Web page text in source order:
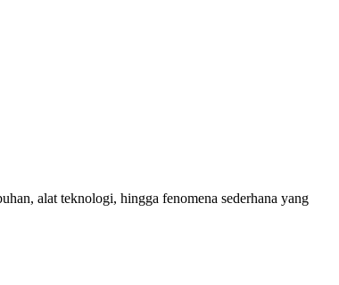
alat teknologi, hingga fenomena sederhana yang